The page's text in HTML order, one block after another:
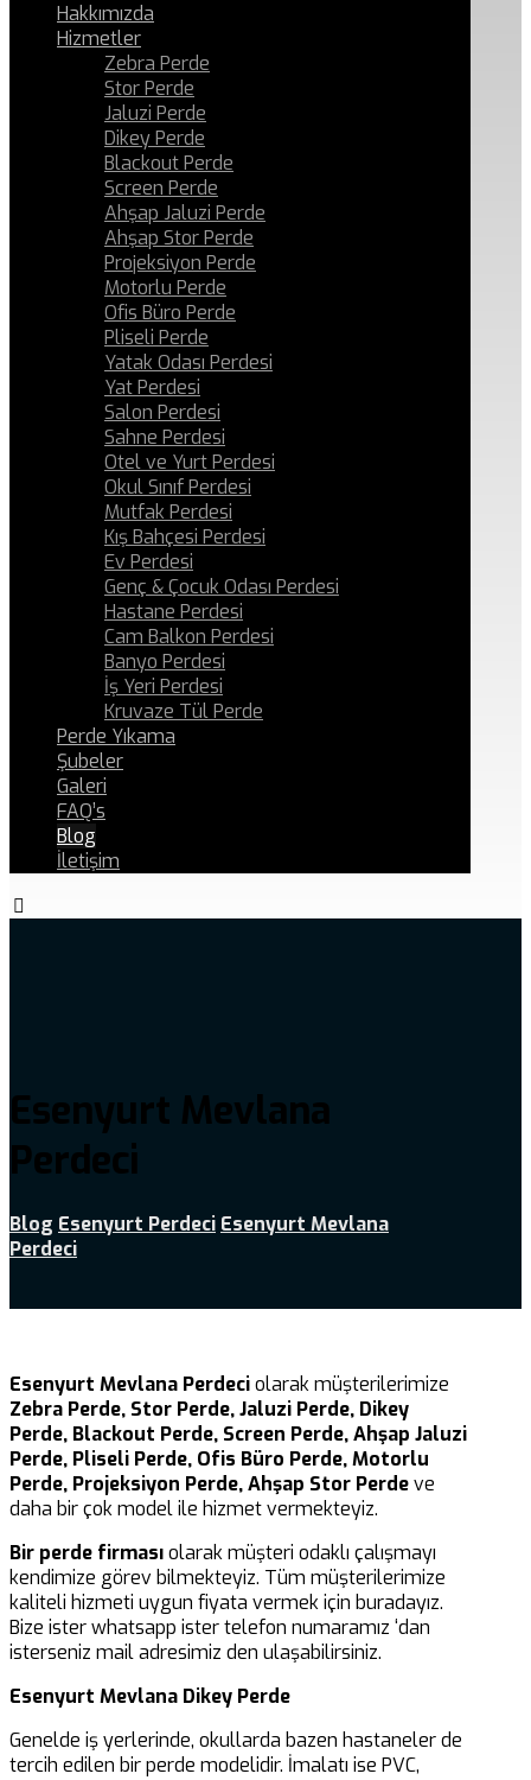
Hakkımızda
Hizmetler
Zebra Perde
Stor Perde
Jaluzi Perde
Dikey Perde
Blackout Perde
Screen Perde
Ahşap Jaluzi Perde
Ahşap Stor Perde
Projeksiyon Perde
Motorlu Perde
Ofis Büro Perde
Pliseli Perde
Yatak Odası Perdesi
Yat Perdesi
Salon Perdesi
Sahne Perdesi
Otel ve Yurt Perdesi
Okul Sınıf Perdesi
Mutfak Perdesi
Kış Bahçesi Perdesi
Ev Perdesi
Genç & Çocuk Odası Perdesi
Hastane Perdesi
Cam Balkon Perdesi
Banyo Perdesi
İş Yeri Perdesi
Kruvaze Tül Perde
Perde Yıkama
Şubeler
Galeri
FAQ’s
Blog
İletişim
Esenyurt Mevlana
Perdeci
Blog Esenyurt Perdeci Esenyurt Mevlana
Perdeci
Esenyurt Mevlana Perdeciolarak müşterilerimize
Zebra Perde, Stor Perde, Jaluzi Perde, Dikey
Perde, Blackout Perde, Screen Perde, Ahşap Jaluzi
Perde, Pliseli Perde, Ofis Büro Perde, Motorlu
Perde, Projeksiyon Perde, Ahşap Stor Perdeve
daha bir çok model ile hizmet vermekteyiz.
Bir perde firmasıolarak müşteri odaklı çalışmayı
kendimize görev bilmekteyiz. Tüm müşterilerimize
kaliteli hizmeti uygun fiyata vermek için buradayız.
Bize ister whatsapp ister telefon numaramız ‘dan
isterseniz mail adresimiz den ulaşabilirsiniz.
Esenyurt Mevlana Dikey Perde
Genelde iş yerlerinde, okullarda bazen hastaneler de
tercih edilen bir perde modelidir. İmalatı ise PVC,